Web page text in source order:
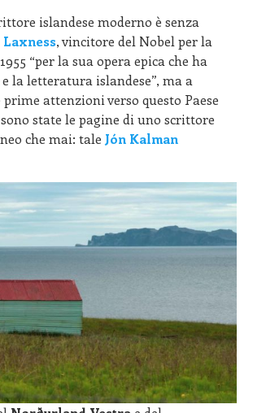
islandese moderno è senza
, vincitore del Nobel per la
“per la sua opera epica che ha
la letteratura islandese”, ma a
attenzioni verso questo Paese
state le pagine di uno scrittore
che mai: tale Jón Kalman